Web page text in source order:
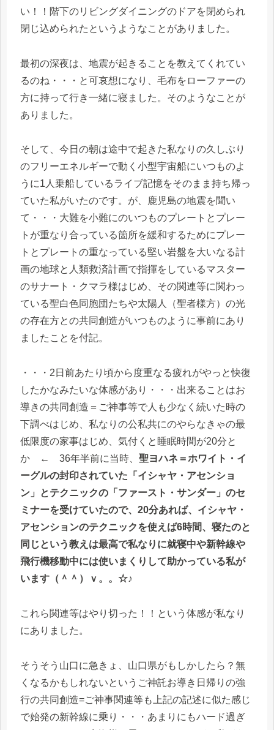
い！！階下のリビングダイニングのドアを閉められ
閉じ込められたというようなことがありました。
最初の深夜は、地震が起きることを教えてくれてい
るのね・・・と可哀想になり、毛布をローファーの
方に持って行き一緒に寝ました。そのようなことが
ありました。
そして、今日の朝は途中で起きた私なりの久しぶり
のフリーエネルギーで動く小型宇宙船にいつものよ
うに1人乗船しているライブ記憶をそのまま持ち帰っ
ていた私がいたのです。が、鹿児島の地震を聞い
て・・・大難を小難にのいつものプレートとプレー
トが重なり合っている箇所を緩和するためにプレー
トとプレートの重なっている堅い岩盤を大いなる計
画の地球と人類救済計画で指揮をしているマスター
のサナート・クマラ様はじめ、その関連等に関わっ
ている聖白色同胞団たちや太陽人（聖者様方）の光
の存在方との共同創造がいつものように事前にあり
ましたことを付記。
・・・2日前あたり頃から度重なる疲れがやっと快復
したかなみたいな体感があり・・・出来ることはお
導きの共同創造＝ご神事等で人も少なく続いた時の
下調べはじめ、私なりの公私共にのやらなきゃの最
低限度の家事はじめ、気付くと睡眠時間が20分と
か ← 36年半前に当時、 聖ヨハネ＝ホワイト・イ
ーグルの封印されていた「イシャヤ・アセンショ
ン」とテクニックの「ファースト・サンダー」のセ
ミナーを受けていたので、20分あれば、イシャヤ・
アセンションのテクニックを使えば6時間、寝たのと
同じという教えは最高で私なりに就寝中や新幹線や
飛行機移動中には使いまくりして助かっている私が
います（＾＾）ｖ。。☆♪
これら関連等はやり切った！！という体感が私なり
にありました。
そうそう山口に急きょ、山口県がもしかしたら？無
くなるかもしれないというご神託お導き日帰りの強
行の共同創造=ご神事関連等も上記の記述に似た感じ
で始発の新幹線に乗り・・・あまりにもハード過ぎ